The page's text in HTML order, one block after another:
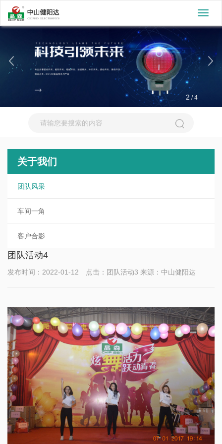
切
换
2 /4
关于我们
团队风采
车间一角
客户合影
团队活动4
发布时间：2022-01-12 点击：团队活动3 来源：中山健阳达